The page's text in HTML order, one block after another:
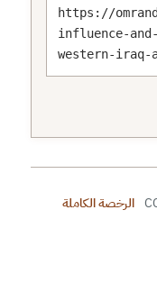
https://
influence-
western-iraq-
الرخصة الكاملة